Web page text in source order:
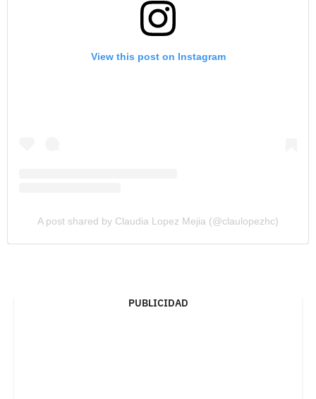
View this post on Instagram
A post shared by Claudia Lopez Mejia (@claulopezhc)
PUBLICIDAD